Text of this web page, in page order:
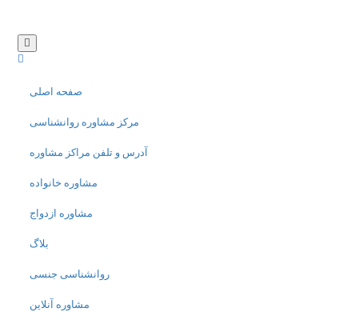
صفحه اصلی
مرکز مشاوره روانشناسی
آدرس و تلفن مراکز مشاوره
مشاوره خانواده
مشاوره ازدواج
بلاگ
روانشناسی جنسی
مشاوره آنلاین